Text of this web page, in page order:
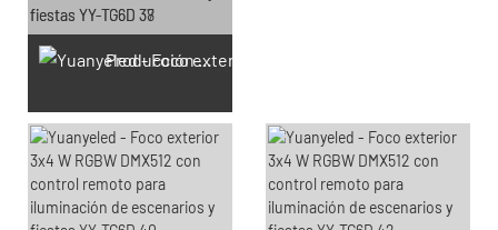
Producción SMT